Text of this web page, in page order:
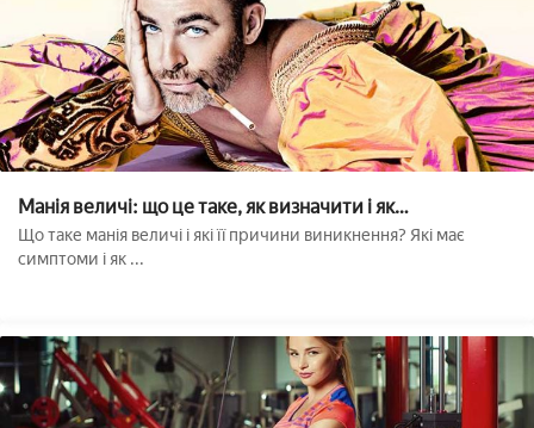
Манія величі: що це таке, як визначити і як
з'являється??
Що таке манія величі і які її причини виникнення? Які має
симптоми і як ...